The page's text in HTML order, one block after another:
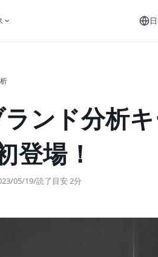
ンド分析キ
登場！
05/19/読了目安 2分